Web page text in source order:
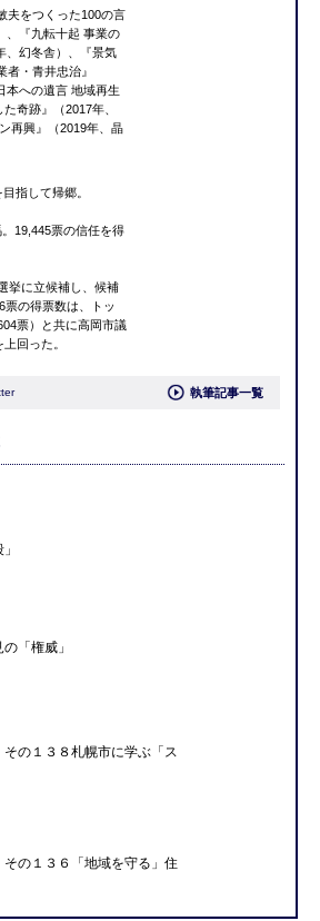
夫をつくった100の言
、『九転十起 事業の
、幻冬舎）、『景気
者・青井忠治』
本への遺言 地域再生
奇跡』（2017年、
再興』（2019年、晶
指して帰郷。
19,445票の信任を得
挙に立候補し、候補
票の得票数は、トッ
票）と共に高岡市議
回った。
執筆記事一覧
「権威」
その１３８札幌市に学ぶ「ス
その１３６「地域を守る」住